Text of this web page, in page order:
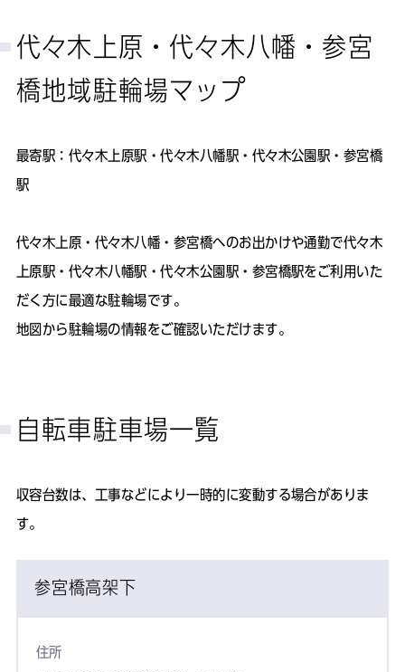
代々木上原・代々木八幡・参宮
橋地域駐輪場マップ
最寄駅：代々木上原駅・代々木八幡駅・代々木公園駅・参宮橋
駅
代々木上原・代々木八幡・参宮橋へのお出かけや通勤で代々木
上原駅・代々木八幡駅・代々木公園駅・参宮橋駅をご利用いた
だく方に最適な駐輪場です。
地図から駐輪場の情報をご確認いただけます。
自転車駐車場一覧
収容台数は、工事などにより一時的に変動する場合がありま
す。
参宮橋高架下
住所